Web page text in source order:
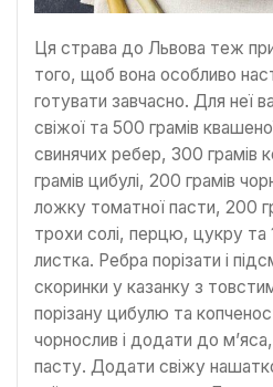
Ця страва до Львова теж
того, щоб вона особливо
готувати завчасно. Для неї
свіжої та 500 грамів
свинячих ребер, 300 грамів
грамів цибулі, 200 грамів
ложку томатної пасти, 200
трохи солі, перцю, цукру та
листка. Ребра порізати і
скоринки у казанку з
порізану цибулю та
чорнослив і додати до
пасту. Додати свіжу